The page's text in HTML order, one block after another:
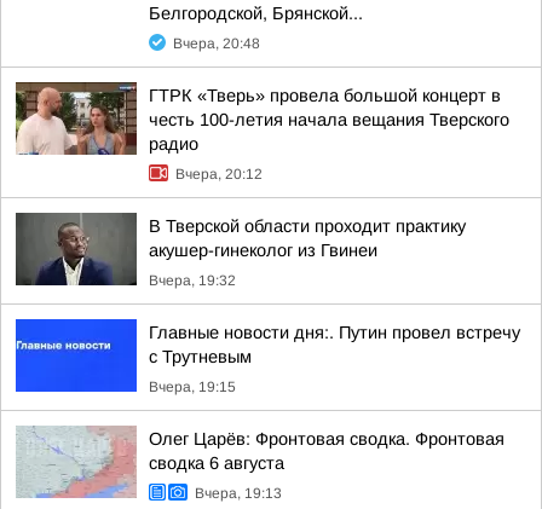
Белгородской, Брянской...
Вчера, 20:48
ГТРК «Тверь» провела большой концерт в
честь 100-летия начала вещания Тверского
радио
Вчера, 20:12
В Тверской области проходит практику
акушер-гинеколог из Гвинеи
Вчера, 19:32
Главные новости дня:. Путин провел встречу
с Трутневым
Вчера, 19:15
Олег Царёв: Фронтовая сводка. Фронтовая
сводка 6 августа
Вчера, 19:13